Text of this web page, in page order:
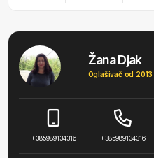
Žana Djak
Oglašivač od 2013
+385989134316 +385989134316